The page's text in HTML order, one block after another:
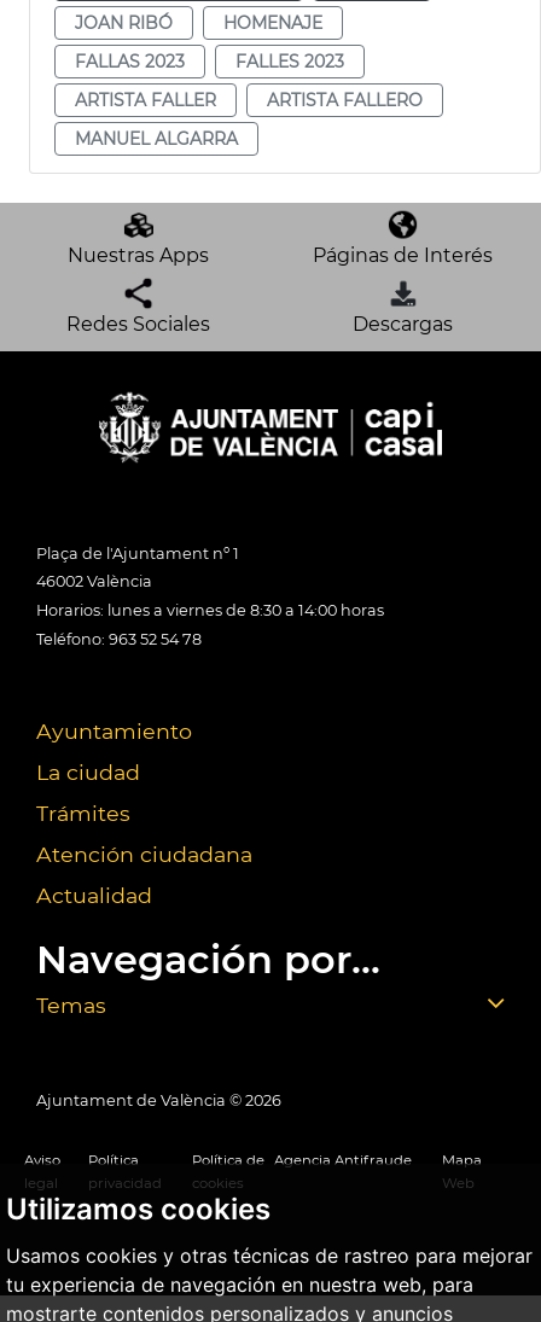
Utilizamos cookies
Usamos cookies y otras técnicas de rastreo para mejorar
tu experiencia de navegación en nuestra web, para
mostrarte contenidos personalizados y anuncios
JOAN RIBÓ
HOMENAJE
FALLAS 2023
FALLES 2023
ARTISTA FALLER
ARTISTA FALLERO
MANUEL ALGARRA
Nuestras Apps Páginas de Interés
Redes Sociales Descargas
Plaça de l'Ajuntament nº 1
46002 València
Horarios: lunes a viernes de 8:30 a 14:00 horas
Teléfono: 963 52 54 78
Ayuntamiento
La ciudad
Trámites
Atención ciudadana
Actualidad
Navegación por...
Temas
Ajuntament de València © 2026
Aviso
legal
Política
privacidad
Política de
cookies
Agencia Antifraude
Mapa
Web